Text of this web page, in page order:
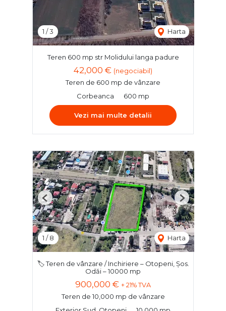
1 /3 Harta
Teren 600 mp str Molidului langa padure
42,000 € (negociabil)
Teren de 600 mp de vânzare
Corbeanca
600 mp
Vezi mai multe detalii
1 /8 Harta
Previous Next
🏷️ Teren de vânzare / Inchiriere – Otopeni, Șos.
Odăi – 10000 mp
900,000 € + 21% TVA
Teren de 10,000 mp de vânzare